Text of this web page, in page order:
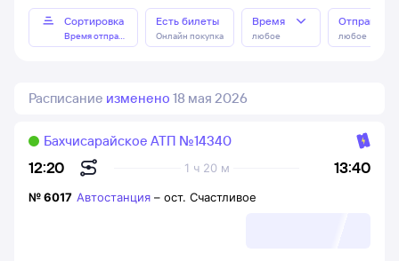
Сортировка
Время отправления
Есть билеты
Онлайн покупка
Время
любое любое
Расписание изменено 18 мая 2026
12:20 13:40
1 ч 20 м
Бахчисарайское АТП №14340
№6017 Автостанция – ост. Счастливое